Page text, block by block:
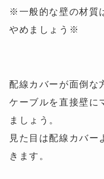
※一般的な壁の材質
やめましょう※
配線カバーが面倒な
ケーブルを直接壁に
ましょう。
見た目は配線カバー
きます。